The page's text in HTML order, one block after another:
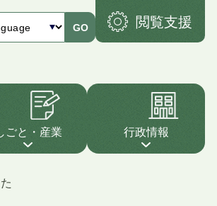
GO 閲覧支援
ごと・産業 行政情報